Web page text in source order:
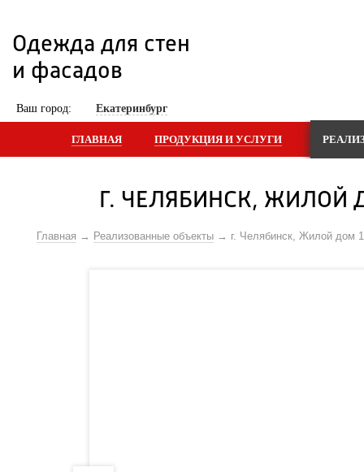
Одежда для стен
и фасадов
Ваш город: Екатеринбург
ГЛАВНАЯ ПРОДУКЦИЯ И УСЛУГИ
Г. ЧЕЛЯБИНСК, ЖИЛОЙ
Главная Реализованные объекты г. Челябинск, Жилой дом